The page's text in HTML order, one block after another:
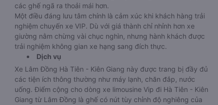
các ghế ngã ra thoải mái hơn.
Một điều đáng lưu tâm chính là cảm xúc khi khách hàng trải
nghiệm chuyến xe VIP. Dù với giá thành chỉ nhỉnh hơn xe
giường nằm chừng vài chục nghìn, nhưng hành khách được
trải nghiệm không gian xe hạng sang đích thực.
Dịch vụ
Xe Lâm Đồng Hà Tiên - Kiên Giang này được trang bị đầy đủ
các tiện ích thông thường như máy lạnh, chăn đắp, nước
uống. Điểm cộng cho dòng xe limousine Vip đi Hà Tiên - Kiên
Giang từ Lâm Đồng là ghế có nút tùy chỉnh độ nghiêng của